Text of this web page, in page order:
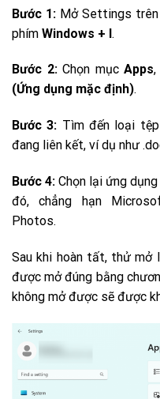
Bước 1:Mở Settings trên
phím Windows + I.
Bước 2:Chọn mục Apps,
(Ứng dụng mặc định).
Bước 3: Tìm đến loại
đang liên kết, ví dụ như
Bước 4: Chọn lại ứng
đó, chẳng hạn
Photos.
Sau khi hoàn tất, thử mở
được mở đúng bằng
không mở được sẽ được